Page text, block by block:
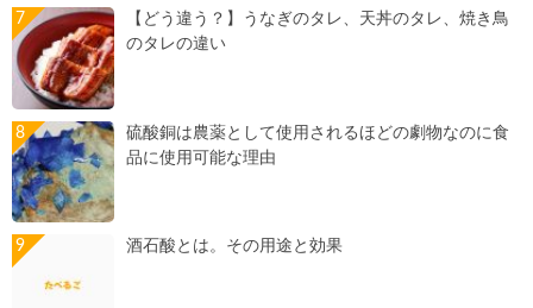
【どう違う？】うなぎのタレ、天丼のタレ、焼き鳥
のタレの違い
硫酸銅は農薬として使用されるほどの劇物なのに食
品に使用可能な理由
酒石酸とは。その用途と効果